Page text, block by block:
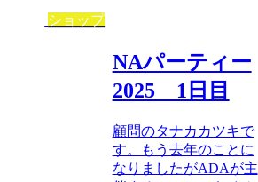
ショップ
NAパーティー
2025 1日目
顧問のタナカカツキで
す。もう去年のことに
なりましたがADAが主